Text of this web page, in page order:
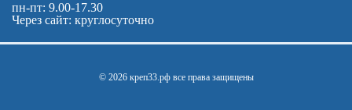
пн-пт: 9.00-17.30
Через сайт: круглосуточно
© 2026 креп33.рф все права защищены